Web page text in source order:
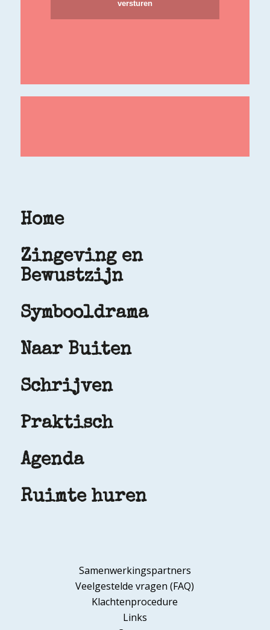
Home
Zingeving en
Bewustzijn
Symbooldrama
Naar Buiten
Schrijven
Praktisch
Agenda
Ruimte huren
Samenwerkingspartners
Veelgestelde vragen (FAQ)
Klachtenprocedure
Links